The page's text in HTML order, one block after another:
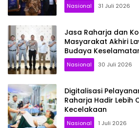
Nasional 31 Juli 2026
Jasa Raharja dan
Masyarakat Akhiri
Budaya
Nasional 30 Juli 2026
Digitalisasi
Raharja Hadir Lebih
Kecelakaan
Nasional 1 Juli 2026